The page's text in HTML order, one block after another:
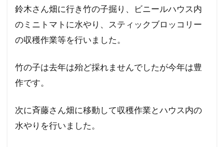
鈴木さん畑に行き竹の子掘り、ビニールハウス内
のミニトマトに水やり、スティックブロッコリー
の収穫作業等を行いました。
竹の子は去年は殆ど採れませんでしたが今年は豊
作です。
次に斉藤さん畑に移動して収穫作業とハウス内の
水やりを行いました。